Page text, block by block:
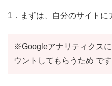
1．まずは、自分のサイトに
※Googleアナリティクス
ウントしてもらうため です